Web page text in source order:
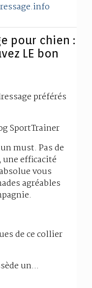
pour chien :
LE bon
préférés
SportTrainer
must. Pas de
efficacité
vous
agréables
de ce collier
un...